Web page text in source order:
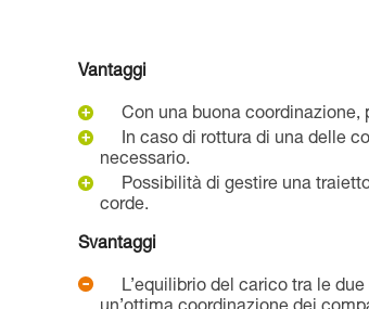
Vantaggi
Con una buona
In caso di rottura di una delle
necessario.
Possibilità di gestire una
corde.
Svantaggi
L’equilibrio del carico tra le